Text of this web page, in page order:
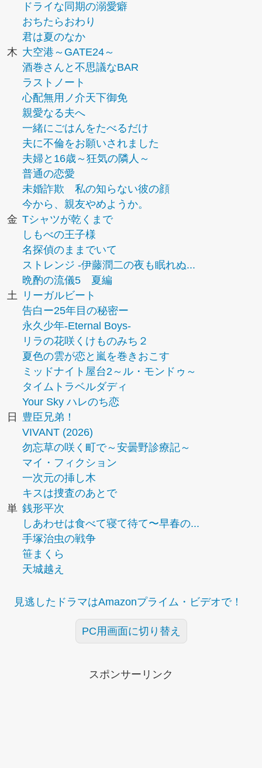
ドライな同期の溺愛癖
おちたらおわり
君は夏のなか
木 大空港～GATE24～
酒巻さんと不思議なBAR
ラストノート
心配無用ノ介天下御免
親愛なる夫へ
一緒にごはんをたべるだけ
夫に不倫をお願いされました
夫婦と16歳～狂気の隣人～
普通の恋愛
未婚詐欺 私の知らない彼の顔
今から、親友やめようか。
金 Tシャツが乾くまで
しもべの王子様
名探偵のままでいて
ストレンジ -伊藤潤二の夜も眠れぬ...
晩酌の流儀5 夏編
土
リーガルビート
告白ー25年目の秘密ー
永久少年-Eternal Boys-
リラの花咲くけものみち２
夏色の雲が恋と嵐を巻きおこす
ミッドナイト屋台2～ル・モンドゥ～
タイムトラベルダディ
Your Sky ハレのち恋
日
豊臣兄弟！
VIVANT (2026)
勿忘草の咲く町で～安曇野診療記～
マイ・フィクション
一次元の挿し木
キスは捜査のあとで
単 銭形平次
しあわせは食べて寝て待て〜早春の...
手塚治虫の戦争
笹まくら
天城越え
見逃したドラマはAmazonプライム・ビデオで！
PC用画面に切り替え
スポンサーリンク